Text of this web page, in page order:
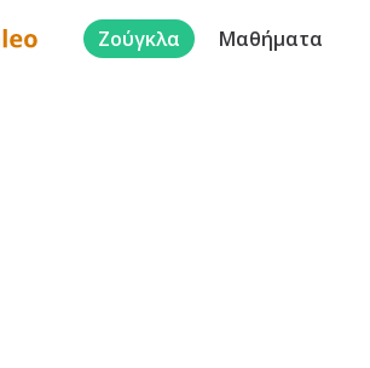
Ζούγκλα Μαθήματα